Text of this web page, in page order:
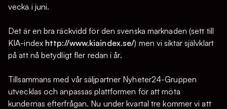
vecka i juni.
Det är en bra räckvidd för den svenska marknaden (sett till
KIA-index http://www.kiaindex.se/) men vi siktar självklart
på att nå betydligt fler redan i år.
Tillsammans med vår säljpartner Nyheter24-Gruppen
utvecklas och anpassas plattformen för att möta
kundernas efterfrågan. Nu under kvartal tre kommer vi att